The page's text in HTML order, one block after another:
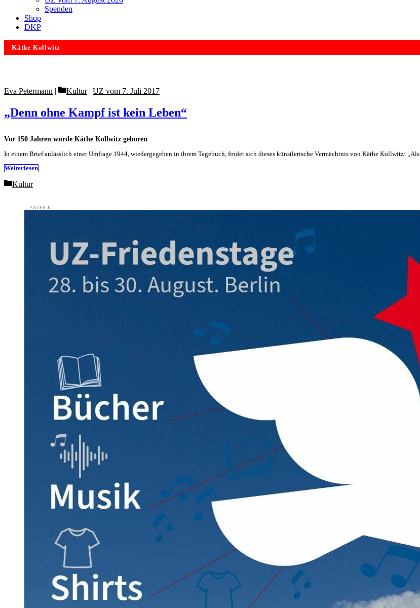
Spenden
Shop
DKP
Käthe Kollwitz
Vor 150 Jahren wurde Käthe Kollwitz geboren
„Denn ohne Kampf ist kein Leben“
Eva Petermann Categories
Kultur | UZ vom 7. Juli 2017
In einem Brief anlässlich einer Umfrage 1944, wiedergegeben in ihrem Tagebuch, findet sich dieses künstlerische Vermächtnis von Käthe Kollwitz:
Weiterlesen
Categories
Kultur